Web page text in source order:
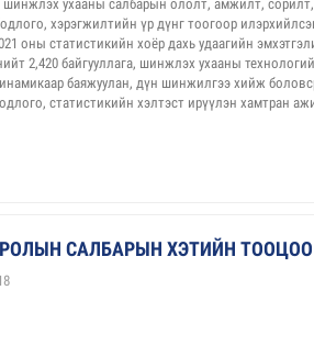
ухааны салбарын ололт, амжилт,
хэрэгжилтийн үр дүнг тоогоор
оны статистикийн хоёр дахь удаагийн
2,420 байгууллага, шинжлэх ухааны
баяжуулан, дүн шинжилгээ хийж
статистикийн хэлтэст ирүүлэн хамтран
САЛБАРЫН ХЭТИЙН ТООЦОО